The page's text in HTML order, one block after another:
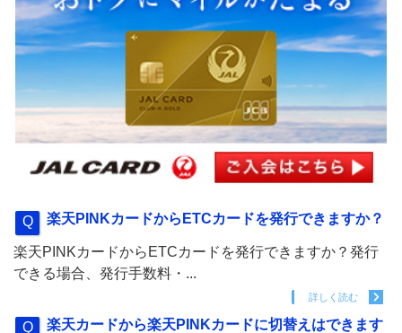
楽天PINKカードからETCカードを発行できますか？
楽天PINKカードからETCカードを発行できますか？発行
できる場合、発行手数料・...
詳しく読む
楽天カードから楽天PINKカードに切替えはできます